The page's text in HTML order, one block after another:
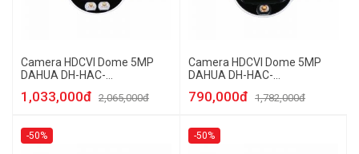
Camera HDCVI Dome 5MP
DAHUA DH-HAC-
1,033,000đ 2,065,000đ
Camera HDCVI Dome 5MP
DAHUA DH-HAC-
790,000đ 1,782,000đ
-50% -50%